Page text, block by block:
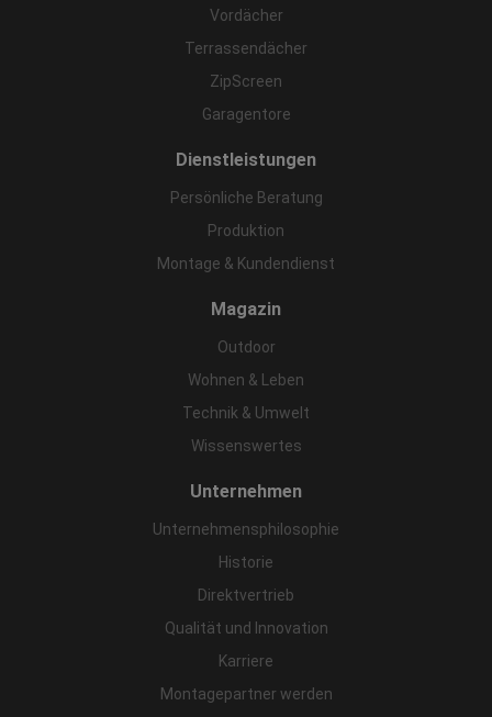
Vordächer
Terrassendächer
ZipScreen
Garagentore
Dienstleistungen
Persönliche Beratung
Produktion
Montage & Kundendienst
Magazin
Outdoor
Wohnen & Leben
Technik & Umwelt
Wissenswertes
Unternehmen
Unternehmensphilosophie
Historie
Direktvertrieb
Qualität und Innovation
Karriere
Montagepartner werden